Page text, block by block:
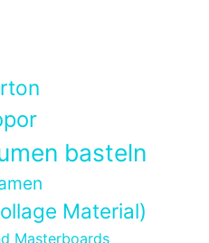
basteln
Material)
Masterboards